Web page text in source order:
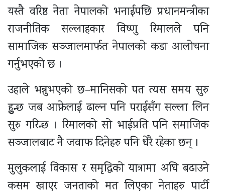
यस्तै वरिष्ठ नेता नेपालको भनाईपछि प्रधानमन्त्रीका
राजनीतिक सल्लाहकार विष्णु रिमालले पनि
सामाजिक सञ्जालमार्फत नेपालको कडा आलोचना
गर्नुभएको छ ।
उहाले भन्नुभएको छ–मानिसको पत त्यस समय सुरु
हुुन्छ जब आफ्नेलाई ढाल्न पनि पराईसँग सल्ला लिन
सुरु गरिन्छ । रिमालको सो भाईप्रति पनि समाजिक
सञ्जालबाट नै जवाफ दिनेहरु पनि धेरै रहेका छन् ।
मुलुकलाई विकास र समृद्धिको यात्रामा अघि बढाउने
कसम खाएर जनताको मत लिएका नेताहरु पार्टी